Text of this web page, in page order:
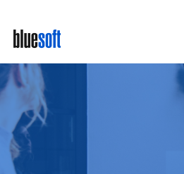
main
content